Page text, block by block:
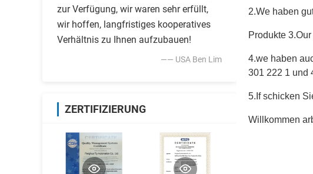
zur Verfügung, wir waren sehr erfüllt,
wir hoffen, langfristiges kooperatives
Verhältnis zu Ihnen aufzubauen!
—— USA Ben Lim
ZERTIFIZIERUNG
2.We haben
Produkte
4.we haben
301 222 1 und
5.If schicken
Willkommen